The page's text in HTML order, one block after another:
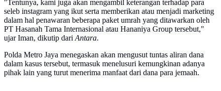
"Tentunya, kami juga akan mengambil keterangan terhadap para
seleb instagram yang ikut serta memberikan atau menjadi marketing
dalam hal penawaran beberapa paket umrah yang ditawarkan oleh
PT Hasanah Tama Internasional atau Hananiya Group tersebut,"
ujar Iman, dikutip dari Antara.
Polda Metro Jaya menegaskan akan mengusut tuntas aliran dana
dalam kasus tersebut, termasuk menelusuri kemungkinan adanya
pihak lain yang turut menerima manfaat dari dana para jemaah.